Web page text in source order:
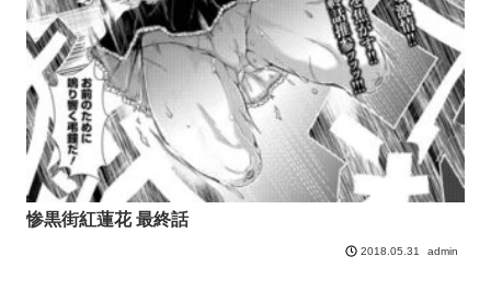
惨黒街紅蓮花 最終話
2018.05.31 admin